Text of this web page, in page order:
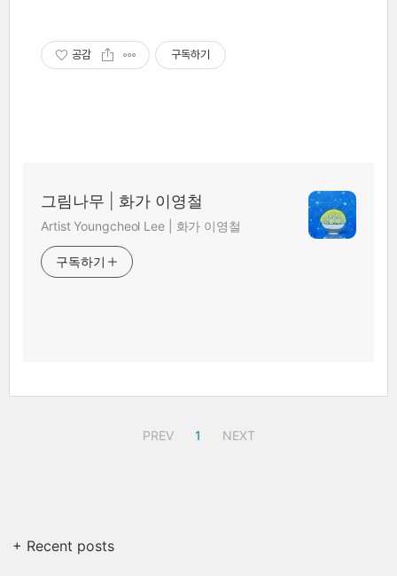
공감 구독하기
그림나무 | 화가 이영철
Artist Youngcheol Lee | 화가 이영철
구독하기
PREV 1 NEXT
+ Recent posts